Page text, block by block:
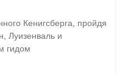
Кенигсберга, пройдя
Луизенваль и
гидом